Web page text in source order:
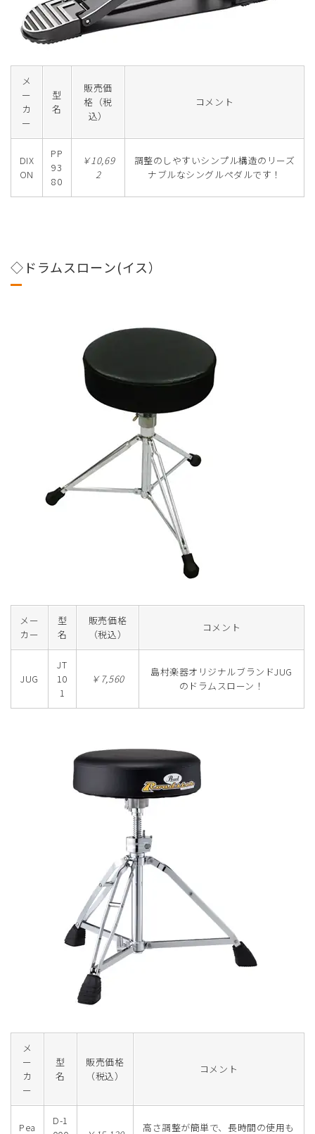
メ
ー
カ
ー
型
名
販売価
格（税
込）
コメント
DIX
ON
PP
93
80
￥10,69
2
調整のしやすいシンプル構造のリーズ
ナブルなシングルペダルです！
◇ドラムスローン(イス）
メー
カー
型
名
販売価格
（税込）
コメント
JUG
JT
10
1
￥7,560
島村楽器オリジナルブランドJUG
のドラムスローン！
メ
ー
カ
ー
型
名
販売価格
（税込）
コメント
Pea
D-1
高さ調整が簡単で、長時間の使用も